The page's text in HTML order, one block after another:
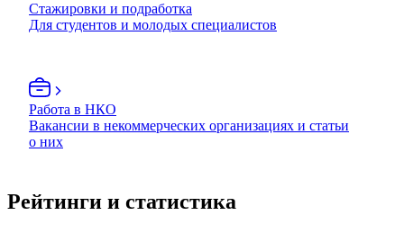
Стажировки и подработка
Для студентов и молодых специалистов
Работа в НКО
Вакансии в некоммерческих организациях и статьи
о них
Рейтинги и статистика